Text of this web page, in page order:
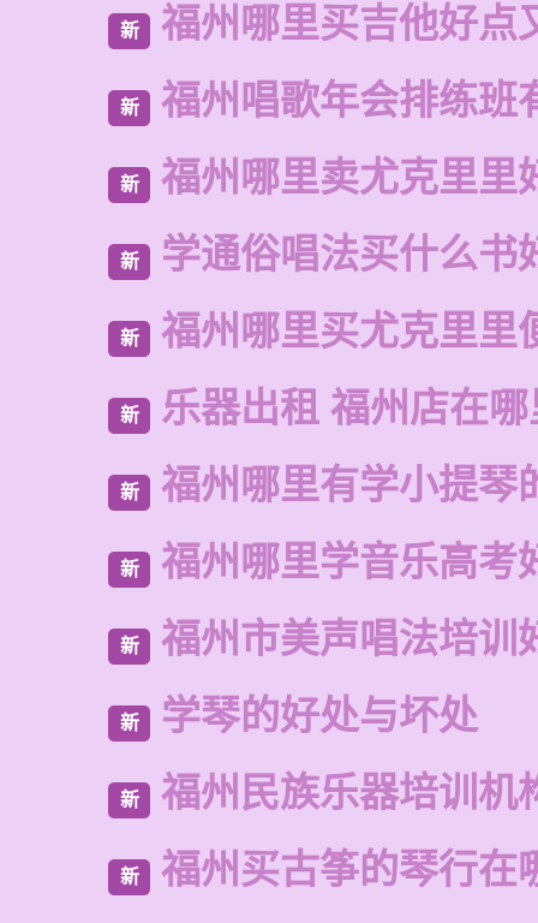
新 福州哪里买吉他好点
新 福州唱歌年会排练班
新 福州哪里卖尤克里里
新 学通俗唱法买什么书
新 福州哪里买尤克里里
新 乐器出租 福州店在
新 福州哪里有学小提琴
新 福州哪里学音乐高考
新 福州市美声唱法培训
新 学琴的好处与坏处
新 福州民族乐器培训机
新 福州买古筝的琴行在